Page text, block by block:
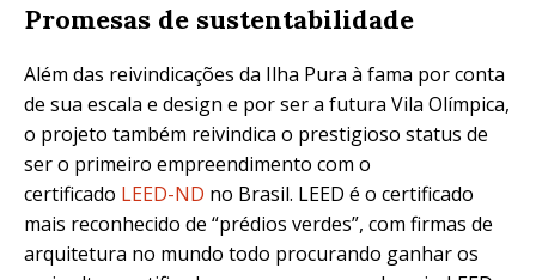
Promesas de sustentabilidade
Além das reivindicações da Ilha Pura à fama por conta
de sua escala e design e por ser a futura Vila Olímpica,
o projeto também reivindica o prestigioso status de
ser o primeiro empreendimento com o
certificado LEED-ND no Brasil. LEED é o certificado
mais reconhecido de “prédios verdes”, com firmas de
arquitetura no mundo todo procurando ganhar os